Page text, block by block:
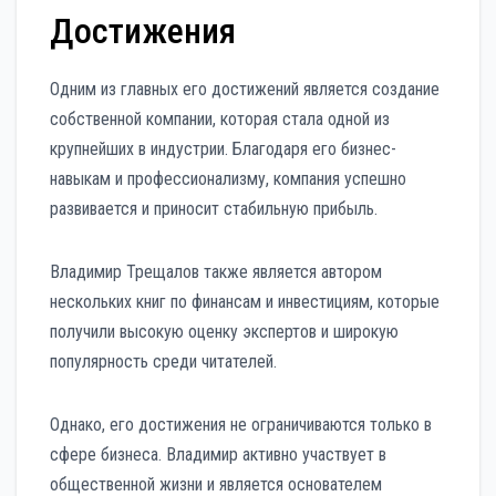
Достижения
Одним из главных его достижений является создание
собственной компании, которая стала одной из
крупнейших в индустрии. Благодаря его бизнес-
навыкам и профессионализму, компания успешно
развивается и приносит стабильную прибыль.
Владимир Трещалов также является автором
нескольких книг по финансам и инвестициям, которые
получили высокую оценку экспертов и широкую
популярность среди читателей.
Однако, его достижения не ограничиваются только в
сфере бизнеса. Владимир активно участвует в
общественной жизни и является основателем